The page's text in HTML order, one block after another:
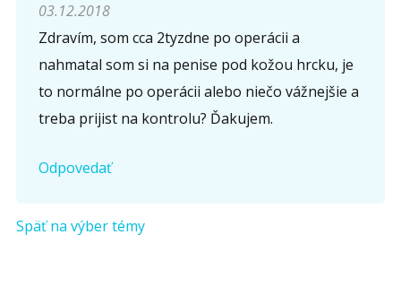
03.12.2018
Zdravím, som cca 2tyzdne po operácii a
nahmatal som si na penise pod kožou hrcku, je
to normálne po operácii alebo niečo vážnejšie a
treba prijist na kontrolu? Ďakujem.
Odpovedať
Späť na výber témy